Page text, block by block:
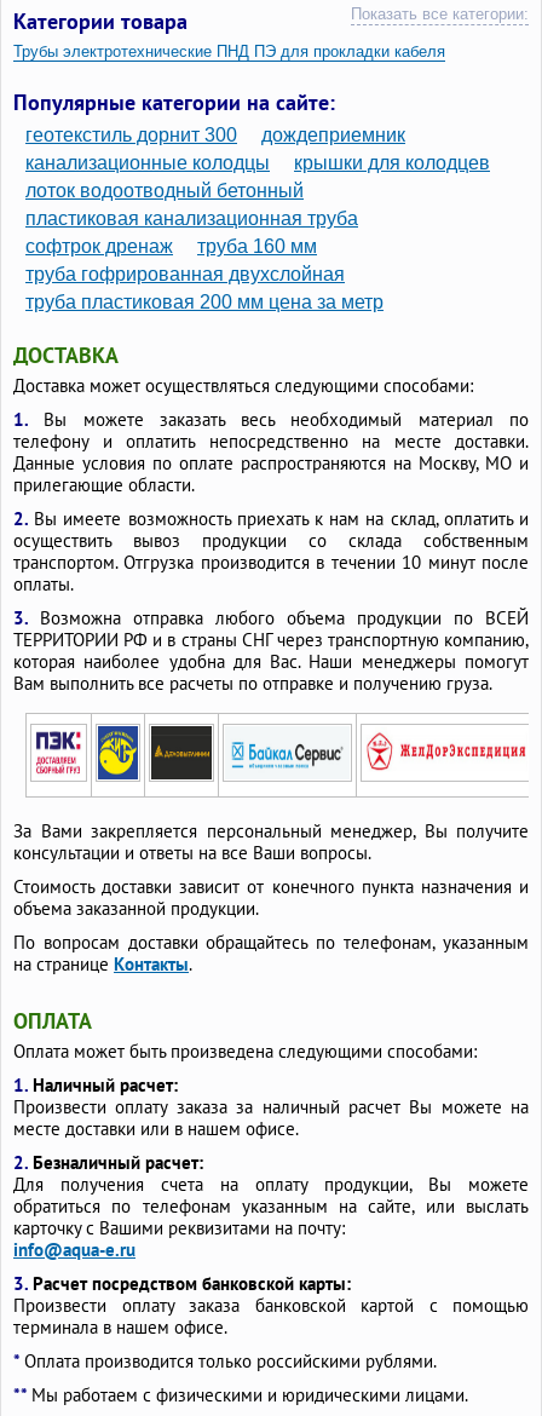
Категории товара Показать все категории:
Трубы электротехнические ПНД ПЭ для прокладки кабеля
Трубы ПНД для прокладки кабеля
Трубы ПНД 20 для электропроводки
Трубы ПНД 110 для прокладки кабеля
Трубы для прокладки кабеля в земле
Популярные категории на сайте:
геотекстиль дорнит 300
дождеприемник
канализационные колодцы
крышки для колодцев
лоток водоотводный бетонный
пластиковая канализационная труба
софтрок дренаж
труба 160 мм
труба гофрированная двухслойная
труба пластиковая 200 мм цена за метр
ДОСТАВКА
Доставка может осуществляться следующими способами:
1. Вы можете заказать весь необходимый материал по
телефону и оплатить непосредственно на месте доставки.
Данные условия по оплате распространяются на Москву, МО и
прилегающие области.
2. Вы имеете возможность приехать к нам на склад, оплатить и
осуществить вывоз продукции со склада собственным
транспортом. Отгрузка производится в течении 10 минут после
оплаты.
3. Возможна отправка любого объема продукции по ВСЕЙ
ТЕРРИТОРИИ РФ и в страны СНГ через транспортную компанию,
которая наиболее удобна для Вас. Наши менеджеры помогут
Вам выполнить все расчеты по отправке и получению груза.
За Вами закрепляется персональный менеджер, Вы получите
консультации и ответы на все Ваши вопросы.
Стоимость доставки зависит от конечного пункта назначения и
объема заказанной продукции.
По вопросам доставки обращайтесь по телефонам, указанным
на странице Контакты.
ОПЛАТА
Оплата может быть произведена следующими способами:
1. Наличный расчет:
Произвести оплату заказа за наличный расчет Вы можете на
месте доставки или в нашем офисе.
2. Безналичный расчет:
Для получения счета на оплату продукции, Вы можете
обратиться по телефонам указанным на сайте, или выслать
карточку с Вашими реквизитами на почту:
info@aqua-e.ru
3. Расчет посредством банковской карты:
Произвести оплату заказа банковской картой с помощью
терминала в нашем офисе.
* Оплата производится только российскими рублями.
** Мы работаем с физическими и юридическими лицами.